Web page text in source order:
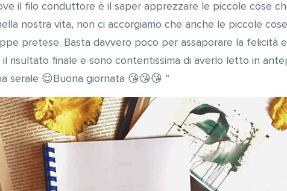
il filo conduttore è il saper apprezzare le piccole cose
nostra vita, non ci accorgiamo che anche le piccole
pretese. Basta davvero poco per assaporare la felicità
il risultato finale e sono contentissima di averlo letto in
serale 😌Buona giornata 😘😘😘 ”